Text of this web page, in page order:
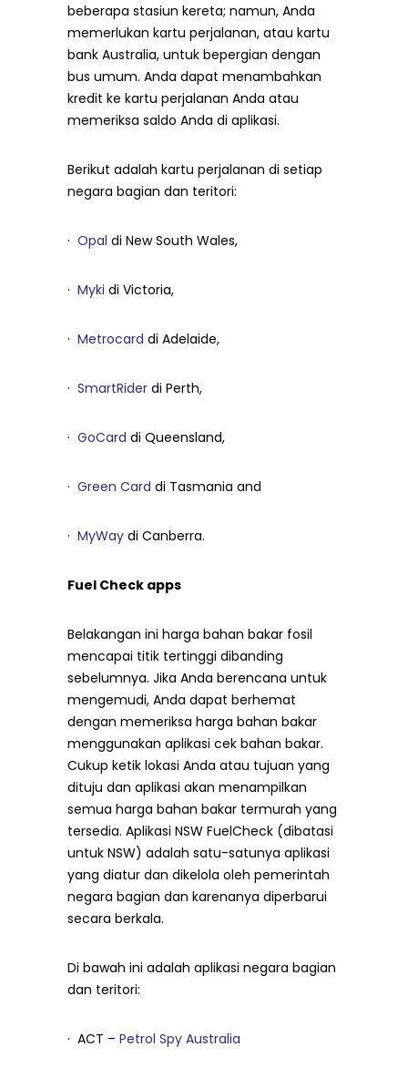
beberapa stasiun kereta; namun, Anda
memerlukan kartu perjalanan, atau kartu
bank Australia, untuk bepergian dengan
bus umum. Anda dapat menambahkan
kredit ke kartu perjalanan Anda atau
memeriksa saldo Anda di aplikasi.
Berikut adalah kartu perjalanan di setiap
negara bagian dan teritori:
· Opal di New South Wales,
· Myki di Victoria,
· Metrocard di Adelaide,
· SmartRider di Perth,
· GoCard di Queensland,
· Green Card di Tasmania and
· MyWay di Canberra.
Fuel Check apps
Belakangan ini harga bahan bakar fosil
mencapai titik tertinggi dibanding
sebelumnya. Jika Anda berencana untuk
mengemudi, Anda dapat berhemat
dengan memeriksa harga bahan bakar
menggunakan aplikasi cek bahan bakar.
Cukup ketik lokasi Anda atau tujuan yang
dituju dan aplikasi akan menampilkan
semua harga bahan bakar termurah yang
tersedia. Aplikasi NSW FuelCheck (dibatasi
untuk NSW) adalah satu-satunya aplikasi
yang diatur dan dikelola oleh pemerintah
negara bagian dan karenanya diperbarui
secara berkala.
Di bawah ini adalah aplikasi negara bagian
dan teritori:
· ACT – Petrol Spy Australia